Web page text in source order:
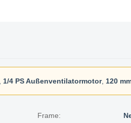
1/4 PS Außenventilatormotor, 120
Frame: